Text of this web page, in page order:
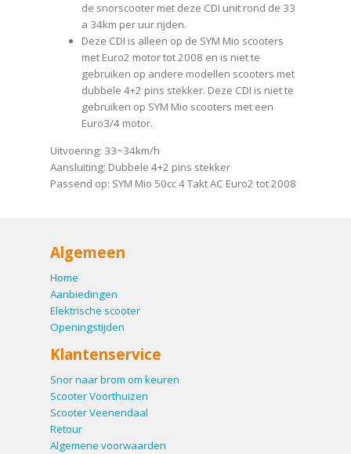
de snorscooter met deze CDI unit rond de 33
a 34km per uur rijden.
Deze CDI is alleen op de SYM Mio scooters
met Euro2 motor tot 2008 en is niet te
gebruiken op andere modellen scooters met
dubbele 4+2 pins stekker. Deze CDI is niet te
gebruiken op SYM Mio scooters met een
Euro3/4 motor.
Uitvoering: 33~34km/h
Aansluiting: Dubbele 4+2 pins stekker
Passend op: SYM Mio 50cc 4 Takt AC Euro2 tot 2008
Algemeen
Home
Aanbiedingen
Elektrische scooter
Openingstijden
Klantenservice
Snor naar brom om keuren
Scooter Voorthuizen
Scooter Veenendaal
Retour
Algemene voorwaarden